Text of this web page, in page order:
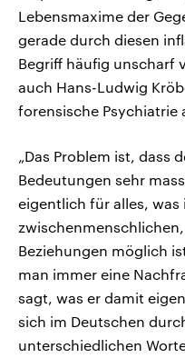
Lebensmaxime der
gerade durch diesen
Begriff häufig unscharf
auch Hans-Ludwig
forensische Psychiatrie
„Das Problem ist, dass
Bedeutungen sehr
eigentlich für alles, was
Beziehungen möglich
man immer eine
sagt, was er damit
sich im Deutschen
unterschiedlichen